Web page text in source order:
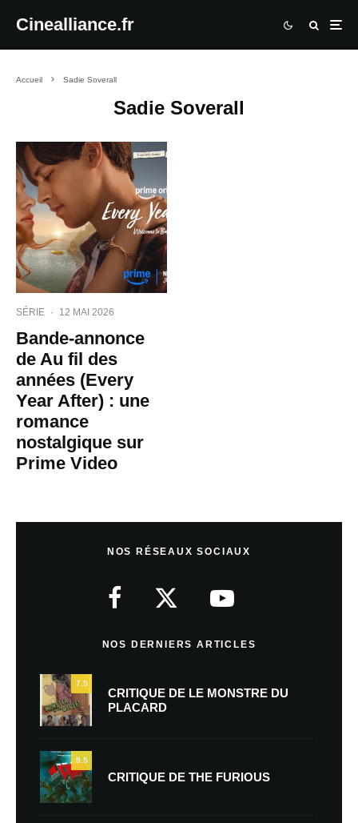
Cinealliance.fr
Accueil Sadie Soverall
Sadie Soverall
SÉRIE · 12 MAI 2026
Bande-annonce
de Au fil des
années (Every
Year After) : une
romance
nostalgique sur
Prime Video
NOS RÉSEAUX SOCIAUX
NOS DERNIERS ARTICLES
7.5
CRITIQUE DE LE MONSTRE DU
PLACARD
9.5
CRITIQUE DE THE FURIOUS